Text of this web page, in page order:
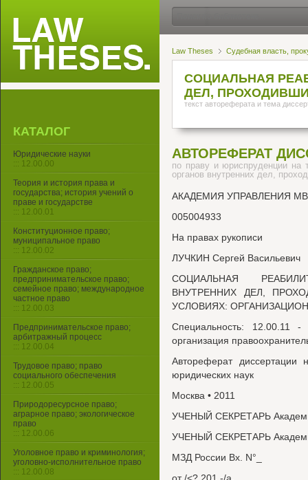
Law Theses Судебная власть,
СОЦИАЛЬНАЯ
ДЕЛ,
текст автореферата и тема
АВТОРЕФЕРАТ
по праву и юриспруденции на
органов внутренних дел,
АКАДЕМИЯ УПРАВЛЕНИЯ
005004933
На правах рукописи
ЛУЧКИН Сергей Васильевич
СОЦИАЛЬНАЯ
ВНУТРЕННИХ ДЕЛ,
УСЛОВИЯХ:
Специальность: 12.00.11 -
организация
Автореферат диссертации
юридических наук
Москва • 2011
УЧЕНЫЙ СЕКРЕТАРЬ
УЧЕНЫЙ СЕКРЕТАРЬ
МЗД России Вх. N°_
КАТАЛОГ
Юридические науки
::: 12.00.00
Теория и история права и
государства; история учений о
праве и государстве
::: 12.00.01
Конституционное право;
муниципальное право
::: 12.00.02
Гражданское право;
предпринимательское право;
семейное право; международное
частное право
::: 12.00.03
Предпринимательское право;
арбитражный процесс
::: 12.00.04
Трудовое право; право
социального обеспечения
::: 12.00.05
Природоресурсное право;
аграрное право; экологическое
право
::: 12.00.06
Уголовное право и криминология;
уголовно-исполнительное право
::: 12.00.08